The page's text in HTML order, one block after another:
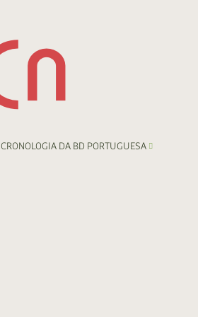
CRONOLOGIA DA BD PORTUGUESA